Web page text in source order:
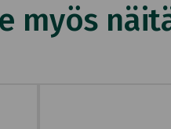
myös